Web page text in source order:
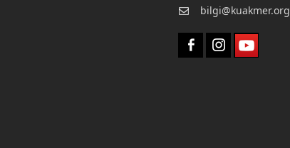
bilgi@kuakmer.org